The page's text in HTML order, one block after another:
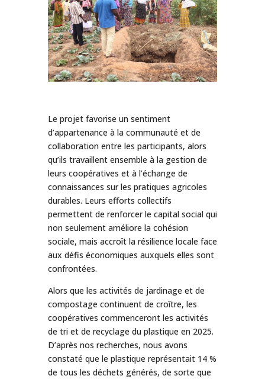
Le projet favorise un sentiment
d’appartenance à la communauté et de
collaboration entre les participants, alors
qu’ils travaillent ensemble à la gestion de
leurs coopératives et à l’échange de
connaissances sur les pratiques agricoles
durables. Leurs efforts collectifs
permettent de renforcer le capital social qui
non seulement améliore la cohésion
sociale, mais accroît la résilience locale face
aux défis économiques auxquels elles sont
confrontées.
Alors que les activités de jardinage et de
compostage continuent de croître, les
coopératives commenceront les activités
de tri et de recyclage du plastique en 2025.
D’après nos recherches, nous avons
constaté que le plastique représentait 14 %
de tous les déchets générés, de sorte que